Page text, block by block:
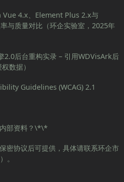
4.x、Element Plus 2.x与
与质量对比（环企实验室，2025年
2.0后台重构实录 – 引用WDVisArk后
数据）
Guidelines (WCAG) 2.1
部资料？\*\*
密协议后可提供，具体请联系环企市
。